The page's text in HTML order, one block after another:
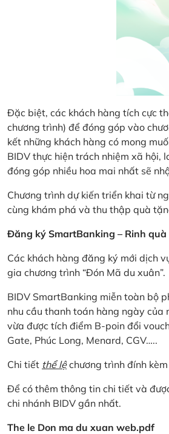
Đặc biệt, các khách hàng tích cực
chương trình) để đóng góp vào
kết những khách hàng có mong
BIDV thực hiện trách nhiệm xã hội,
đóng góp nhiều hoa mai nhất sẽ
Chương trình dự kiến triển khai từ
cùng khám phá và thu thập quà
Đăng ký SmartBanking – Rinh
Các khách hàng đăng ký mới dịch
gia chương trình “Đón Mã du xuân”.
BIDV SmartBanking miễn toàn bộ
nhu cầu thanh toán hàng ngày của
vừa được tích điểm B-poin đổi
Gate, Phúc Long, Menard, CGV…..
Chi tiết thể lệchương trình đính
Để có thêm thông tin chi tiết và
chi nhánh BIDV gần nhất.
The le Don ma du xuan web.pdf